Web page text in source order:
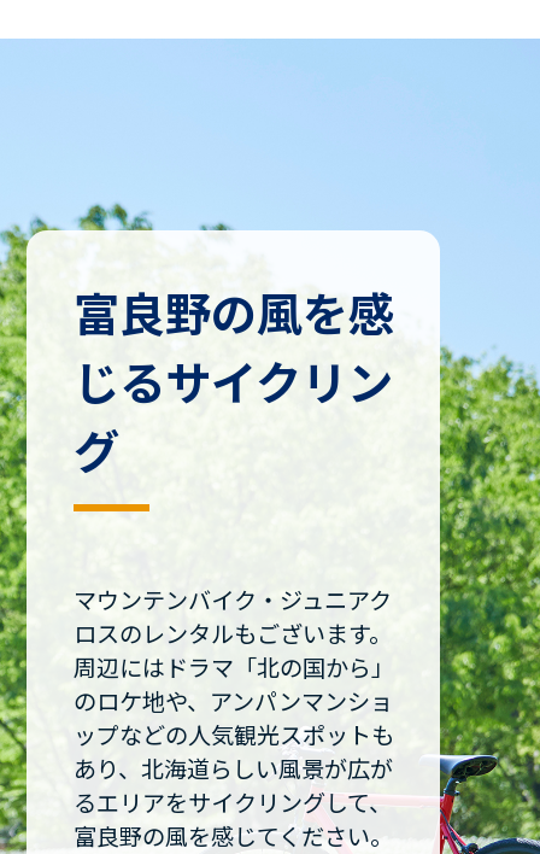
富良野の風を感
じるサイクリン
グ
マウンテンバイク・ジュニアク
ロスのレンタルもございます。
周辺にはドラマ「北の国から」
のロケ地や、アンパンマンショ
ップなどの人気観光スポットも
あり、北海道らしい風景が広が
るエリアをサイクリングして、
富良野の風を感じてください。